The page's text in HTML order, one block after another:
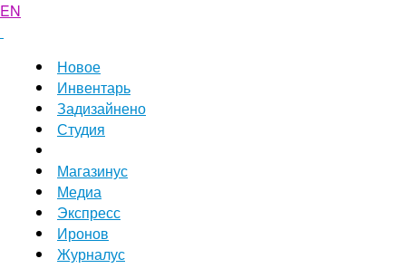
EN
Новое
Инвентарь
Задизайнено
Студия
Магазинус
Медиа
Экспресс
Иронов
Журналус